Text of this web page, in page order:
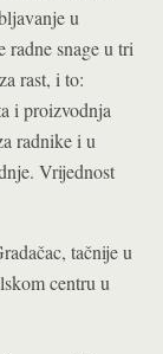
u
radne snage u tri
rast, i to:
i proizvodnja
radnike i u
Vrijednost
tačnije u
centru u